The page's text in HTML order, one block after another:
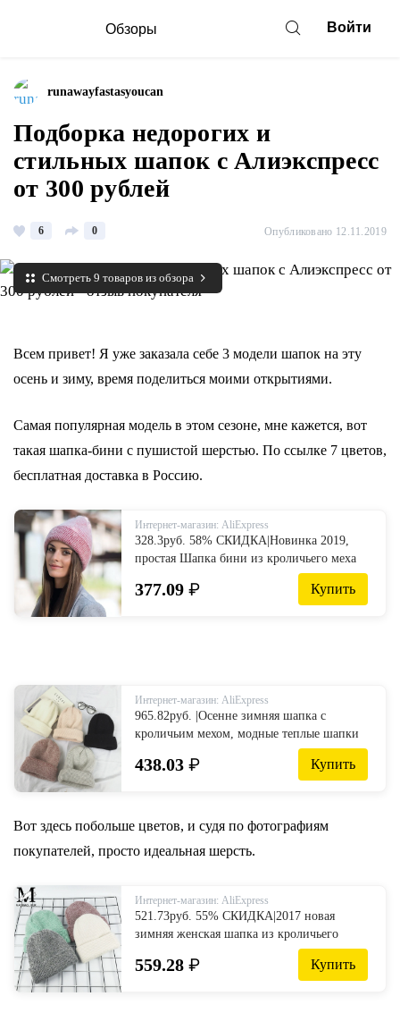
Обзоры Войти
runawayfastasyoucan
Подборка недорогих и
стильных шапок с Алиэкспресс
от 300 рублей
6 0 Опубликовано 12.11.2019
Смотреть 9 товаров из обзора
Всем привет! Я уже заказала себе 3 модели шапок на эту
осень и зиму, время поделиться моими открытиями.
Самая популярная модель в этом сезоне, мне кажется, вот
такая шапка-бини с пушистой шерстью. По ссылке 7 цветов,
бесплатная доставка в Россию.
Интернет-магазин: AliExpress
328.3руб. 58% СКИДКА|Новинка 2019,
простая Шапка бини из кроличьего меха
для женщин, зимняя шапка Skullies,
теплая шапка из Гравити Фолз, женская
377.09 ₽ Купить
Интернет-магазин: AliExpress
965.82руб. |Осенне зимняя шапка с
кроличьим мехом, модные теплые шапки
одноцветные шапки с кроликом для
- 11.11_Double 11_Singles' Day
438.03 ₽ Купить
Вот здесь побольше цветов, и судя по фотографиям
покупателей, просто идеальная шерсть.
Интернет-магазин: AliExpress
521.73руб. 55% СКИДКА|2017 новая
зимняя женская шапка из кроличьего
кашемира, вязаные шапочки, толстые
теплые, Vogue, Женская шерстяная шапка
559.28 ₽ Купить